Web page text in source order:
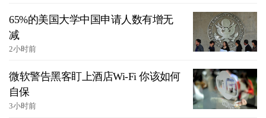
65%的美国大学中国申请人数有增无
减
2小时前
微软警告黑客盯上酒店Wi-Fi 你该如何
自保
3小时前